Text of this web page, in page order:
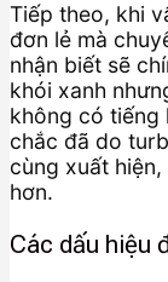
Tiếp theo, khi
đơn lẻ mà
nhận biết sẽ
khói xanh
không có tiếng
chắc đã do
cùng xuất
hơn.
Các dấu hiệu